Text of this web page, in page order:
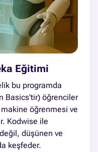
Eğitimi
bu programda
Basics'tir) öğrenciler
öğrenmesi ve
Kodwise ile
düşünen ve
keşfeder.